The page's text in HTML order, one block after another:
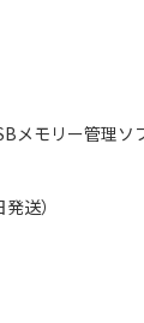
メモリー管理
送）